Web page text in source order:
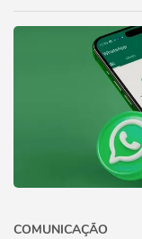
COMUNICAÇÃO